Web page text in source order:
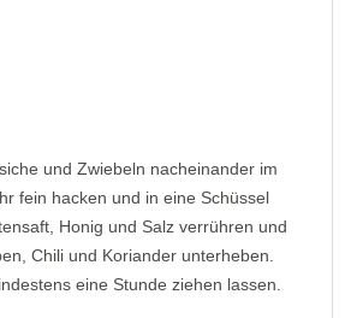
und Zwiebeln nacheinander im
fein hacken und in eine Schüssel
Honig und Salz verrühren und
Chili und Koriander unterheben.
eine Stunde ziehen lassen.